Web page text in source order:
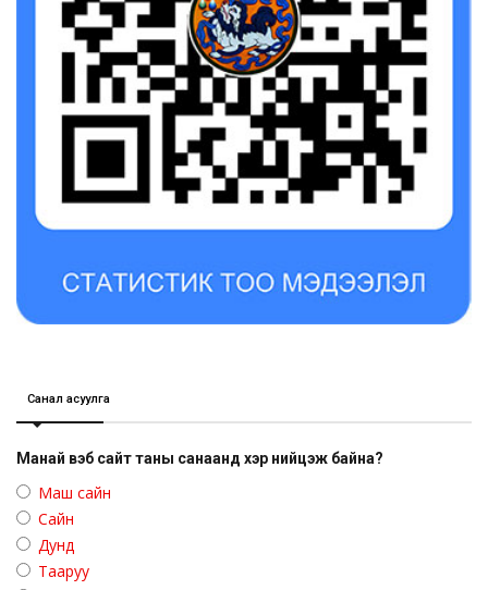
Санал асуулга
Манай вэб сайт таны санаанд хэр нийцэж байна?
Маш сайн
Сайн
Дунд
Тааруу